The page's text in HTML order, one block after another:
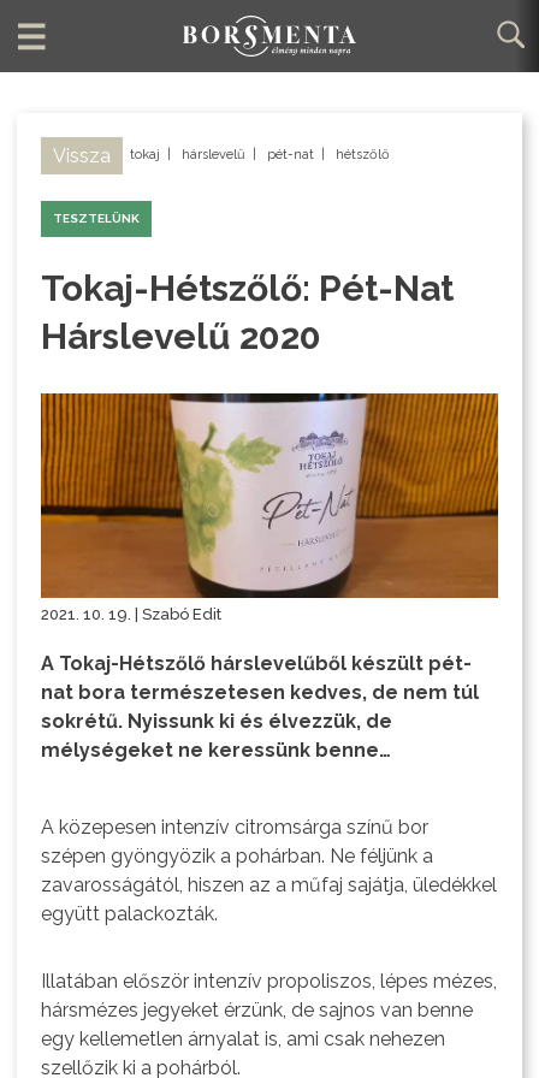
Vissza tokaj hárslevelű pét-nat hétszőlő
TESZTELÜNK
Tokaj-Hétszőlő: Pét-Nat
Hárslevelű 2020
2021. 10. 19. | Szabó Edit
A Tokaj-Hétszőlő hárslevelűből készült pét-
nat bora természetesen kedves, de nem túl
sokrétű. Nyissunk ki és élvezzük, de
mélységeket ne keressünk benne…
A közepesen intenzív citromsárga színű bor
szépen gyöngyözik a pohárban. Ne féljünk a
zavarosságától, hiszen az a műfaj sajátja, üledékkel
együtt palackozták.
Illatában először intenzív propoliszos, lépes mézes,
hársmézes jegyeket érzünk, de sajnos van benne
egy kellemetlen árnyalat is, ami csak nehezen
szellőzik ki a pohárból.